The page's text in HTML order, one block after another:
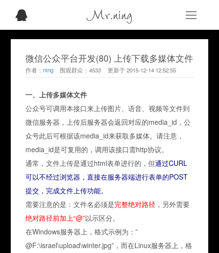
Mr.ning
微信公众平台开发(80) 上传下载多媒体文件
作者：ning 围观群众：4533 更新于2015-12-14 12:52:55
一、上传多媒体文件
公众号可调用本接口来上传图片、语音、视频等文件到
微信服务器，上传后服务器会返回对应的media_id，公
众号此后可根据该media_id来获取多媒体。请注意，
media_id是可复用的，调用该接口需http协议。
通常，文件上传是通过html表单进行的，但通过CURL
可以不经过浏览器，直接在服务器端进行表单的POST
提交，完成文件上传功能。
需要注意的是：文件名必须是完整绝对路径 ，另外需要
绝对路径前加上“@”以示区分。
在Windows服务器上，格式示例为：”
@F:\israel\upload\winter.jpg”，而在Linux服务器上，格